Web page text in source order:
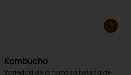
Kombucha
Variedad de la famosa bebida de